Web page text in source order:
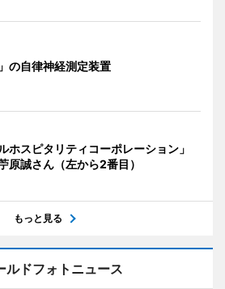
の自律神経測定装置
ホスピタリティコーポレーション」
原誠さん（左から2番目）
もっと見る
ルドフォトニュース